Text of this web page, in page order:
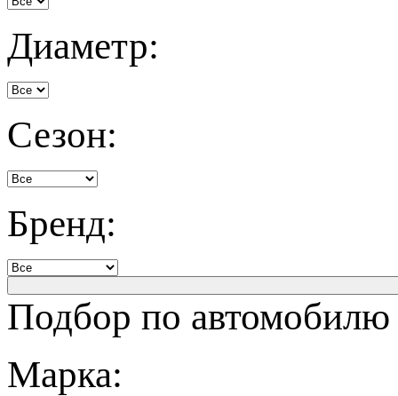
Диаметр:
Сезон:
Бренд:
Подбор по автомобилю
Марка: